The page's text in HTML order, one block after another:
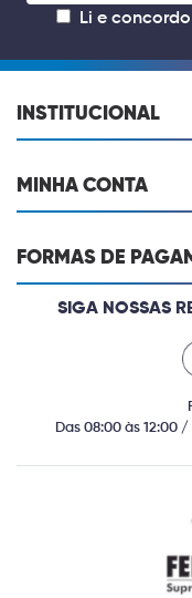
Li e
INSTITUCIONAL
MINHA CONTA
FORMAS DE
SIGA NOSSAS
Das 08:00 às 12:00